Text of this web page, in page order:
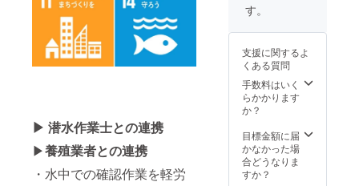
▶ 潜水作業士との連携
▶養殖業者との連携
・水中での確認作業を軽労
られま
す。
支援に関するよ
くある質問
手数料はいく
らかかります
か？
目標金額に届
かなかった場
合どうなりま
すか？